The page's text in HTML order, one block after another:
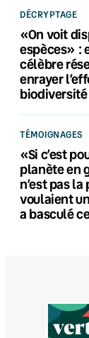
DÉCRYPTAGE
«On voit
espèces» :
célèbre
enrayer
biodiversité
TÉMOIGNAGES
«Si c’est
planète en
n’est pas
voulaient
a basculé